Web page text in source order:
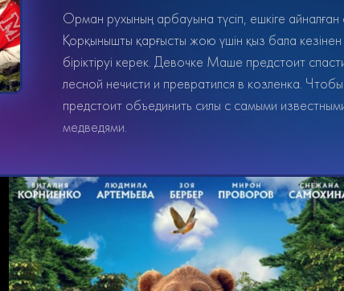
Орман рухының арбауына түсіп, ешкіге
Қорқынышты қарғысты жою үшін қыз бала кезінен
біріктіруі керек. Девочке Маше предстоит
лесной нечисти и превратился в козленка.
предстоит объединить силы с самыми
медведями.